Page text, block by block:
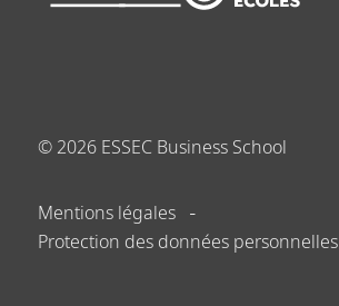
© 2026 ESSEC Business School
Mentions légales
Protection des données personnelles